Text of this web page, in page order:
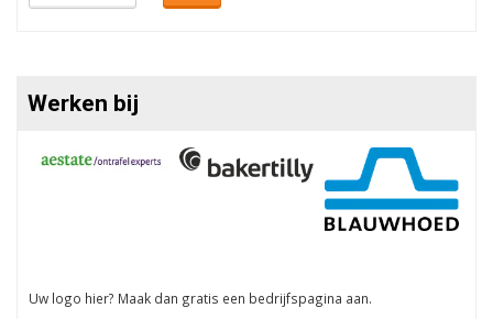
Werken bij
Uw logo hier? Maak dan gratis een bedrijfspagina aan.